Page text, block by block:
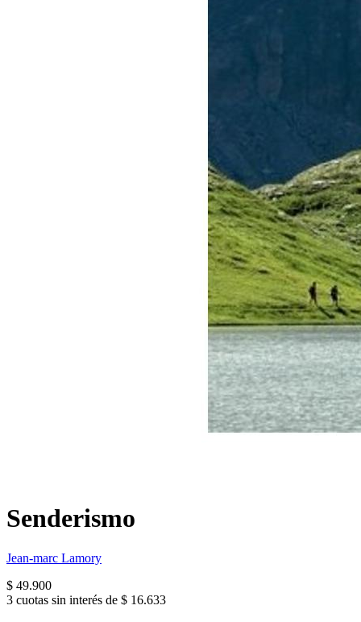
Senderismo
Jean-marc Lamory
$ 49.900
3 cuotas sin interés de $ 16.633